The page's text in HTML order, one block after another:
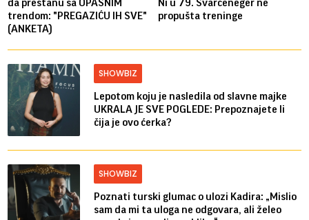
da prestanu sa OPASNIM
trendom: "PREGAZIĆU IH SVE"
(ANKETA)
Ni u 79. Švarceneger ne
propušta treninge
SHOWBIZ
Lepotom koju je nasledila od slavne majke
UKRALA JE SVE POGLEDE: Prepoznajete li
čija je ovo ćerka?
SHOWBIZ
Poznati turski glumac o ulozi Kadira: „Mislio
sam da mi ta uloga ne odgovara, ali želeo